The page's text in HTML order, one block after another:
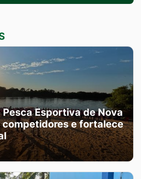
Pesca Esportiva de Nova
competidores e fortalece